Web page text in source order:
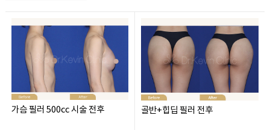
가슴 필러 500cc 시술 전후 골반+힙딥 필러 전후